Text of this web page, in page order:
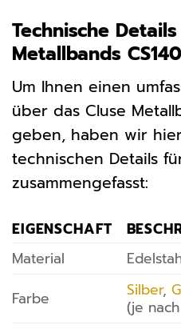
Technische
Metallbands
Um Ihnen einen
über das Cluse
geben, haben wir
technischen Details
zusammengefasst:
EIGENSCHAFT
Material
Farbe
Silber,
(je